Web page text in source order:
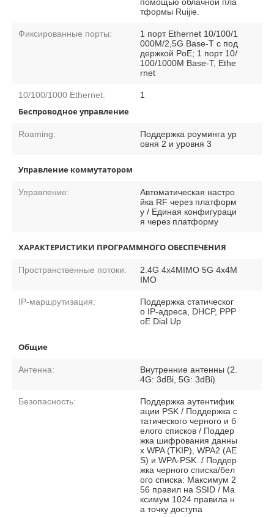
тформы Ruijie.
Фиксированные порты:
1 порт Ethernet 10/100/1
000M/2,5G Base-T с под
держкой PoE; 1 порт 10/
100/1000M Base-T, Ethe
rnet
10/100/1000 Ethernet: 1
Беспроводное управление
Roaming:
Поддержка роуминга ур
овня 2 и уровня 3
Управление коммутатором
Управление:
Автоматическая настро
йка RF через платформ
у / Единая конфигураци
я через платформу
ХАРАКТЕРИСТИКИ ПРОГРАММНОГО ОБЕСПЕЧЕНИЯ
Пространственные потоки:
2.4G 4x4MIMO 5G 4x4M
IMO
IP-маршрутизация:
Поддержка статическог
о IP-адреса, DHCP, PPP
oE Dial Up
Общие
Антенна:
Внутренние антенны (2.
4G: 3dBi, 5G: 3dBi)
Безопасность:
Поддержка аутентифик
ации PSK / Поддержка с
татического черного и б
елого списков / Поддер
жка шифрования данны
х WPA (TKIP), WPA2 (AE
S) и WPA-PSK. / Поддер
жка черного списка/бел
ого списка: Максимум 2
56 правил на SSID / Ма
ксимум 1024 правила н
а точку доступа